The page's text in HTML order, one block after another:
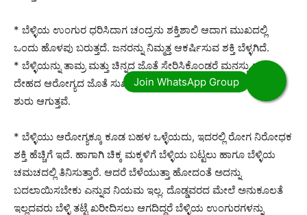
* ಬೆಳ್ಳಿಯ ಉಂಗುರ ಧರಿಸಿದಾಗ ಚಂದ್ರನು ಶಕ್ತಿಶಾಲಿ ಆದಾಗ ಮುಖದಲ್ಲಿ
ಒಂದು ಹೊಳಪು ಬರುತ್ತದೆ. ಜನರನ್ನು ನಿಮ್ಮತ್ತ ಆಕರ್ಷಿಸುವ ಶಕ್ತಿ ಬೆಳ್ಳಗಿದೆ.
* ಬೆಳ್ಳಿಯನ್ನು ತಾಮ್ರ ಮತ್ತು ಚಿನ್ನದ ಜೊತೆ ಸೇರಿಸಿಕೊಂಡರೆ ಮನಸ್ಸು ಮತ್ತು
ದೇಹದ ಆರೋಗ್ಯದ ಜೊತೆ ಸುಖ, ಶಾಂತಿ, ನೆಮ್ಮದಿ, ಸಂಪತ್ತು ತಾನಾಗೆ ಸಿಗಲು
ಶುರು ಆಗುತ್ತವೆ.
* ಬೆಳ್ಳಿಯು ಆರೋಗ್ಯಕ್ಕೂ ಕೂಡ ಬಹಳ ಒಳ್ಳೆಯದು, ಇದರಲ್ಲಿ ರೋಗ ನಿರೋಧಕ
ಶಕ್ತಿ ಹೆಚ್ಚಿಗೆ ಇದೆ. ಹಾಗಾಗಿ ಚಿಕ್ಕ ಮಕ್ಕಳಿಗೆ ಬೆಳ್ಳಿಯ ಬಟ್ಟಲು ಹಾಗೂ ಬೆಳ್ಳಿಯ
ಚಮಚದಲ್ಲಿ ತಿನಿಸುತ್ತಾರೆ. ಆದರೆ ಬೆಳೆಯುತ್ತಾ ಹೋದಂತೆ ಅದನ್ನು
ಬದಲಾಯಿಸಬೇಕು ಎನ್ನುವ ನಿಯಮ ಇಲ್ಲ. ದೊಡ್ಡವರದ ಮೇಲೆ ಅನುಕೂಲತೆ
ಇಲ್ಲದವರು ಬೆಳ್ಳಿ ತಟ್ಟೆ ಖರೀದಿಸಲು ಆಗದಿದ್ದರೆ ಬೆಳ್ಳಿಯ ಉಂಗುರಗಳನ್ನು